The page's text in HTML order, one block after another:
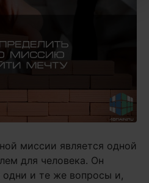
миссии является одной
для человека. Он
одни и те же вопросы и,